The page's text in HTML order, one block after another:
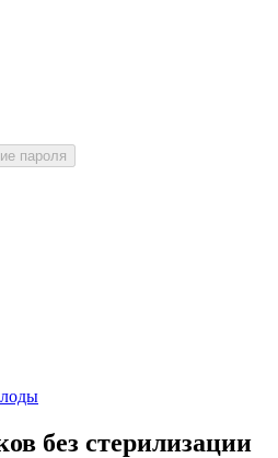
пароля
без стерилизации